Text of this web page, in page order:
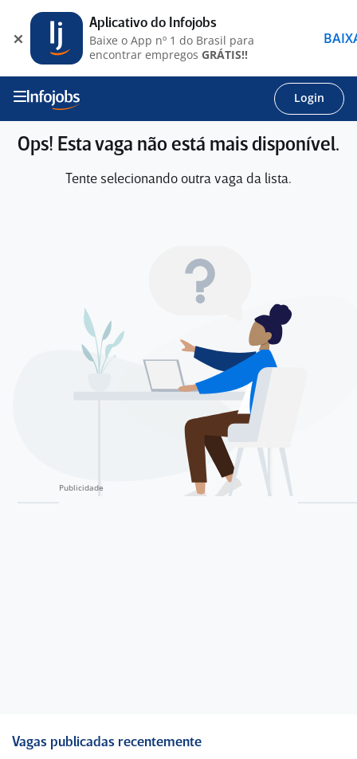
Login
Ops! Esta vaga não está mais disponível.
Tente selecionando outra vaga da lista.
Vagas publicadas recentemente
Aplicativo do Infojobs
Baixe o App nº 1 do Brasil para
encontrar empregos GRÁTIS!!